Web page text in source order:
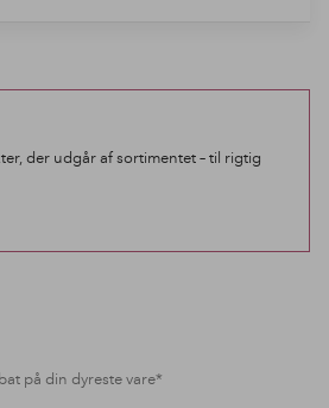
der udgår af sortimentet – til rigtig
på din dyreste vare*